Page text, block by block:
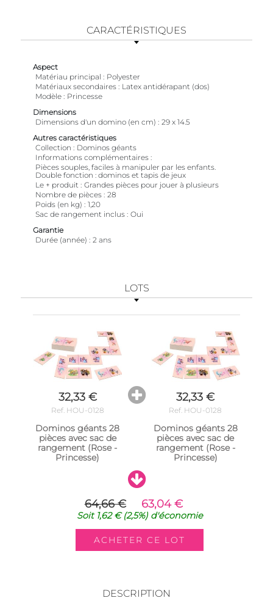
CARACTÉRISTIQUES
Aspect
Matériau principal
Polyester
Matériaux secondaires
Latex antidérapant (dos)
Modèle
Princesse
Dimensions
Dimensions d'un domino (en cm)
29 x 14.5
Autres caractéristiques
Collection
Dominos géants
Informations complémentaires
Pièces souples, faciles à manipuler par les enfants.
Double fonction : dominos et tapis de jeux
Le + produit
Grandes pièces pour jouer à plusieurs
Nombre de pièces 28
Poids (en kg)
1,20
Sac de rangement inclus Oui
Garantie
Durée (année)
2 ans
LOTS
32,33 €
Ref. HOU-0128
Dominos géants 28
pièces avec sac de
rangement (Rose -
Princesse)
32,33 €
Ref. HOU-0128
Dominos géants 28
pièces avec sac de
rangement (Rose -
Princesse)
64,66 € 63,04 €
Soit 1,62 €(2,5%)d'économie
DESCRIPTION